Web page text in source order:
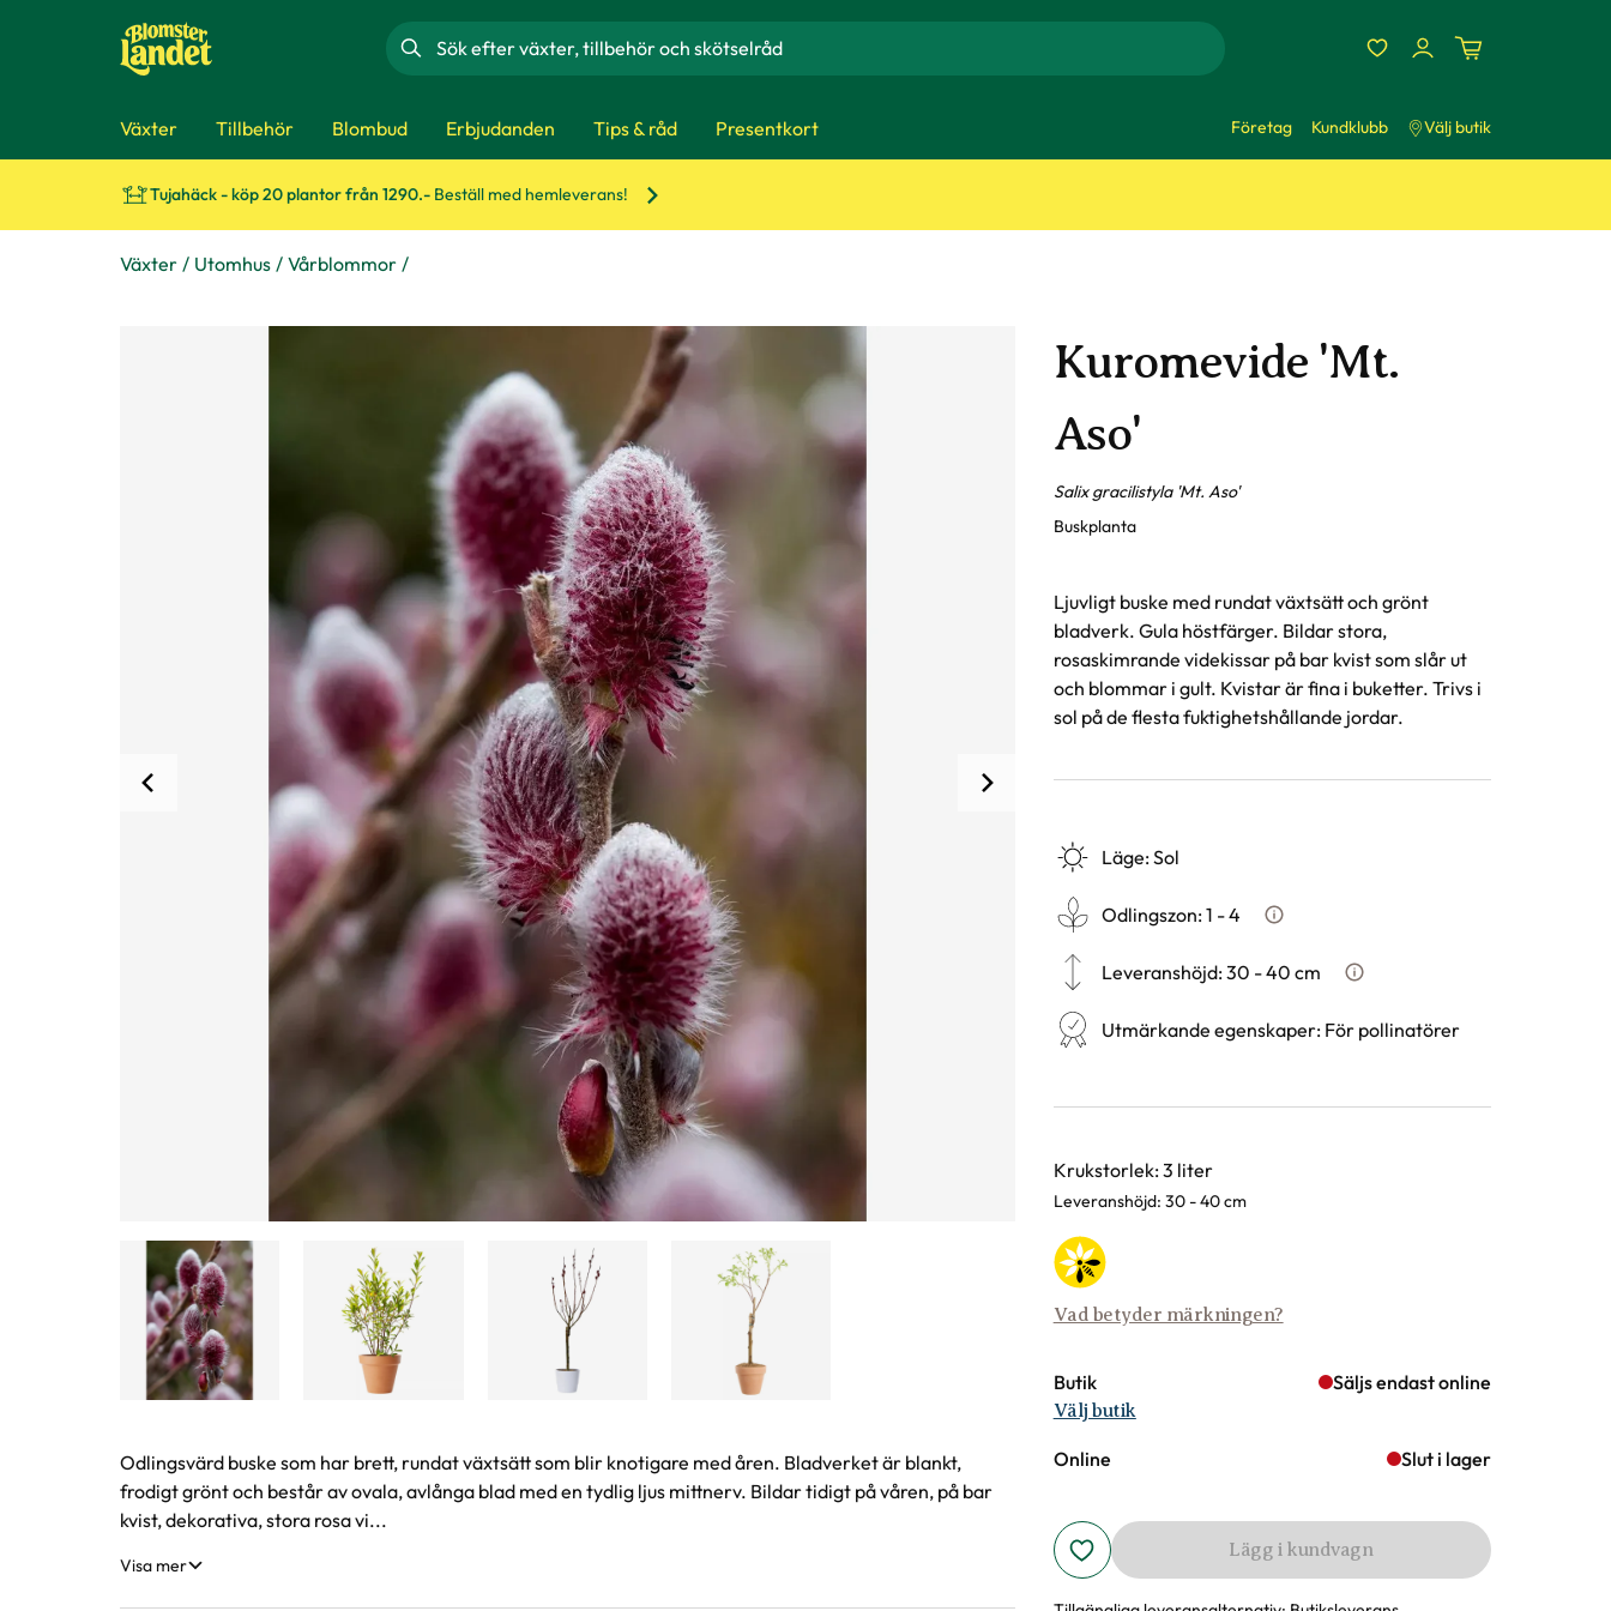
Sök
Växter Tillbehör Blombud Erbjudanden Tips & råd Presentkort Företag Kundklubb Välj butik
Tujahäck - köp 20 plantor från 1290.- Beställ med hemleverans!
Växter Utomhus Vårblommor
Kuromevide 'Mt.
Aso'
Salix gracilistyla 'Mt. Aso'
Buskplanta
Ljuvligt buske med rundat växtsätt och grönt
bladverk. Gula höstfärger. Bildar stora,
rosaskimrande videkissar på bar kvist som slår ut
och blommar i gult. Kvistar är fina i buketter. Trivs i
sol på de flesta fuktighetshållande jordar.
Läge:Sol
Odlingszon:1 - 4
Vad är odlingszon?
Leveranshöjd:30 - 40 cm
Hur vi mäter leveranshöjd på
Utmärkande egenskaper: För pollinatörer
Varianter
Krukstorlek: 3 liter
Leveranshöjd: 30 - 40 cm
Vad betyder märkningen?
Butik Säljs endast online
Välj butik
Online Slut i lager
Lägg i kundvagn
Produktinformation
Odlingsvärd buske som har brett, rundat växtsätt som blir knotigare med åren. Bladverket är blankt,
frodigt grönt och består av ovala, avlånga blad med en tydlig ljus mittnerv. Bildar tidigt på våren, på bar
kvist, dekorativa, stora rosa vi...
Visa mer